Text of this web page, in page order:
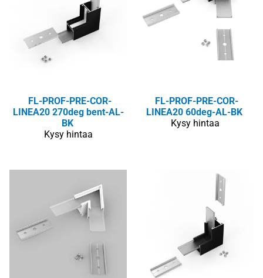
FL-PROF-PRE-COR-
LINEA20 270deg bent-AL-
BK
Kysy hintaa
FL-PROF-PRE-COR-
LINEA20 60deg-AL-BK
Kysy hintaa